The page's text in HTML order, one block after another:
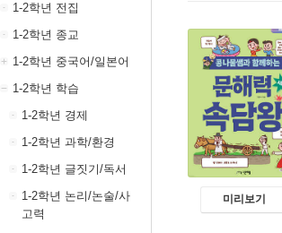
1-2학년 전집
1-2학년 종교
1-2학년 중국어/일본어
1-2학년 학습
1-2학년 경제
1-2학년 과학/환경
1-2학년 글짓기/독서
1-2학년 논리/논술/사
고력
미리보기